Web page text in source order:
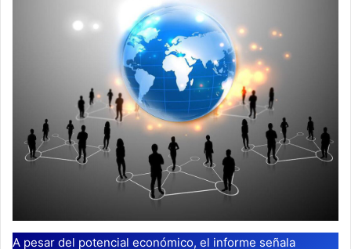
A pesar del potencial económico, el informe señala